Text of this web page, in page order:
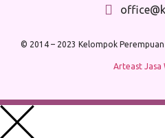
© 2014 – 2023 Kelompok
Arteast Jasa